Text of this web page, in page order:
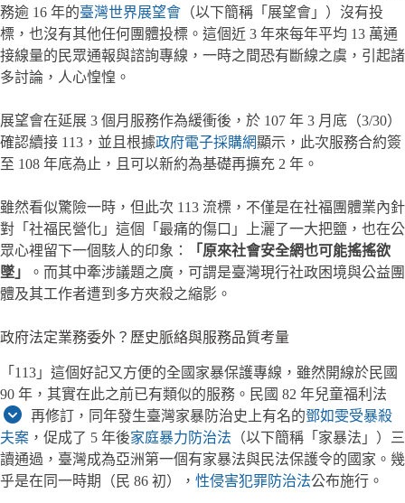
務逾 16 年的臺灣世界展望會 （以下簡稱「展望會」）沒有投
標，也沒有其他任何團體投標。這個近 3 年來每年平均 13 萬通
接線量的民眾通報與諮詢專線，一時之間恐有斷線之虞，引起諸
多討論，人心惶惶。
展望會在延展 3 個月服務作為緩衝後，於 107 年 3 月底（3/30）
確認續接 113，並且根據政府電子採購網顯示，此次服務合約簽
至 108 年底為止，且可以新約為基礎再擴充 2 年。
雖然看似驚險一時，但此次 113 流標，不僅是在社福團體業內針
對「社福民營化」這個「最痛的傷口」上灑了一大把鹽，也在公
眾心裡留下一個駭人的印象：
「原來社會安全網也可能搖搖欲
墜」
。而其中牽涉議題之廣，可謂是臺灣現行社政困境與公益團
體及其工作者遭到多方夾殺之縮影。
政府法定業務委外？歷史脈絡與服務品質考量
「113」這個好記又方便的全國家暴保護專線，雖然開線於民國
90 年，其實在此之前已有類似的服務。民國 82 年兒童福利法
再修訂，同年發生臺灣家暴防治史上有名的鄧如雯受暴殺
夫案 ，促成了 5 年後家庭暴力防治法 （以下簡稱「家暴法」）三
讀通過，臺灣成為亞洲第一個有家暴法與民法保護令的國家。幾
乎是在同一時期（民 86 初）， 性侵害犯罪防治法公布施行。